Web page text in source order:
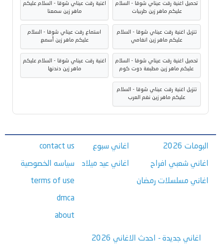
تحميل اغنية رقت عيناي شوقا - السلام
عليكم ماهر زين طربيات
اغنية رقت عيناي شوقا - السلام عليكم
ماهر زين سمعنا
تنزيل اغنية رقت عيناي شوقا - السلام
عليكم ماهر زين انغامي
استماع رقت عيناي شوقا - السلام
عليكم ماهر زين أسمع
تحميل اغنية رقت عيناي شوقا - السلام
عليكم ماهر زين مطبعة دوت كوم
اغنية رقت عيناي شوقا - السلام عليكم
ماهر زين دندنها
تنزيل اغنية رقت عيناي شوقا - السلام
عليكم ماهر زين نغم العرب
البومات 2026
اغاني شعبي افراح
اغاني مسلسلات رمضان
اغاني سبوع
اغاني عيد ميلاد
contact us
سياسه الخصوصية
terms of use
dmca
about
اغاني جديدة - احدث الاغاني 2026